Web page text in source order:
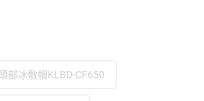
部冰敷帽KLBD-CF650